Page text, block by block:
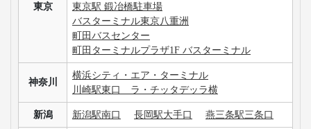
東京
東京駅 鍛冶橋駐車場
バスターミナル東京八重洲
町田バスセンター
町田ターミナルプラザ1F バスターミナル
神奈川
横浜シティ・エア・ターミナル
川崎駅東口 ラ・チッタデッラ横
新潟 新潟駅南口 長岡駅大手口 燕三条駅三条口